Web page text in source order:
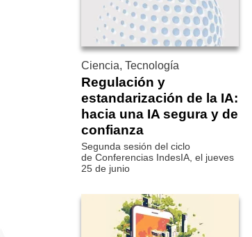
Ciencia, Tecnología
Regulación y
estandarización de la IA:
hacia una IA segura y de
confianza
Segunda sesión del ciclo
de Conferencias IndesIA, el jueves
25 de junio